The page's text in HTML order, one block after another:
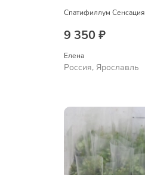
Спатифиллум Сенсация
9 350 ₽
Елена
Россия, Ярославль